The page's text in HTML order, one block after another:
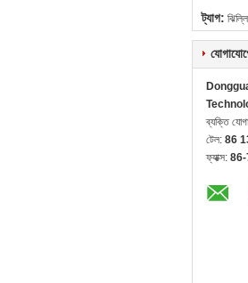
ট্যাগ:
ব্যক্তি
টেল: 86
ফ্যাক্স: